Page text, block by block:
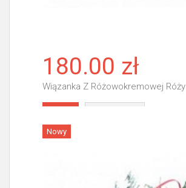
180.00 zł
Wiązanka Z Różowokremowej Róży
Nowy